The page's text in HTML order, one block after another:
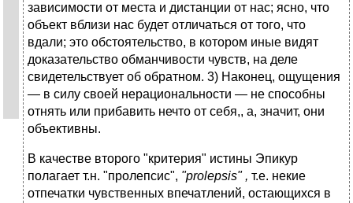
зависимости от места и дистанции от нас; ясно, что
объект вблизи нас будет отличаться от того, что
вдали; это обстоятельство, в котором иные видят
доказательство обманчивости чувств, на деле
свидетельствует об обратном. 3) Наконец, ощущения
— в силу своей нерациональности — не способны
отнять или прибавить нечто от себя,, а, значит, они
объективны.
В качестве второго "критерия" истины Эпикур
полагает т.н. "пролепсис", "prolepsis" , т.е. некие
отпечатки чувственных впечатлений, остающихся в